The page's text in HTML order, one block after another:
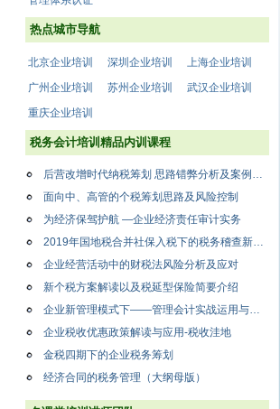
热点城市导航
北京企业培训 深圳企业培训
上海企业培训
广州企业培训
苏州企业培训
武汉企业培训
重庆企业培训
税务会计培训精品内训课程
后营改增时代纳税筹划 思路错弊分析及案例详解
面向中、高管的个税筹划思路及风险控制
为经济保驾护航 —企业经济责任审计实务
2019年国地税合并社保入税下的税务稽查新风险及应对
企业经营活动中的财税法风险分析及应对
新个税方案解读以及税延型保险简要介绍
企业新管理模式下——管理会计实战运用与卓越财务团队打造
企业税收优惠政策解读与应用-税收洼地
金税四期下的企业税务筹划
经济合同的税务管理（大纲母版）